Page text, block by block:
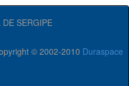
DE SERGIPE
© 2002-2010 Duraspace